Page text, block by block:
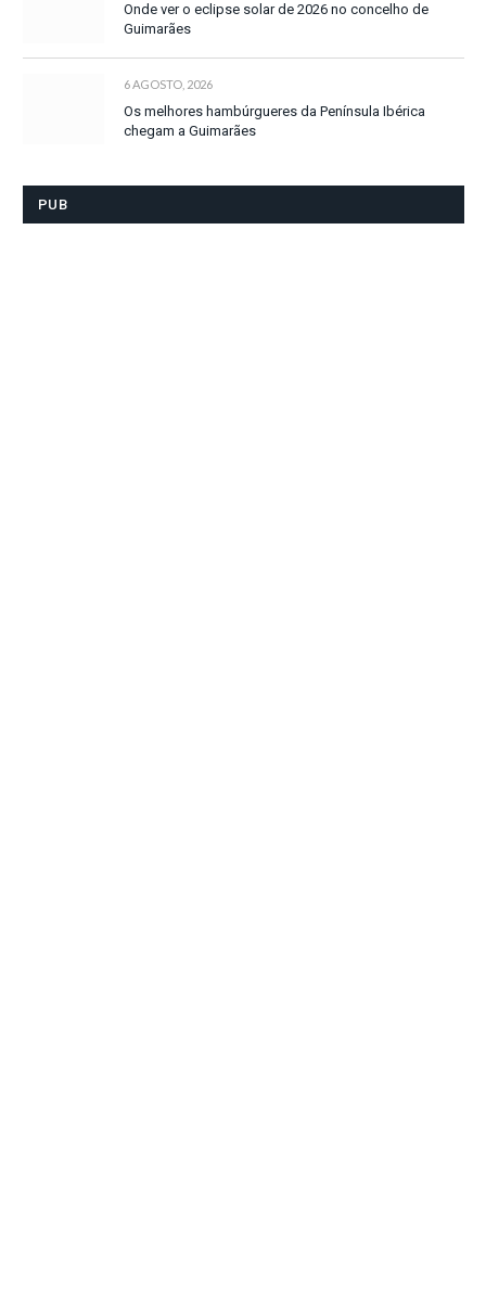
Onde ver o eclipse solar de 2026 no concelho de
Guimarães
6 AGOSTO, 2026
Os melhores hambúrgueres da Península Ibérica
chegam a Guimarães
PUB